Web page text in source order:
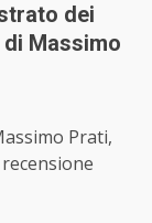
dei
Massimo
Prati,